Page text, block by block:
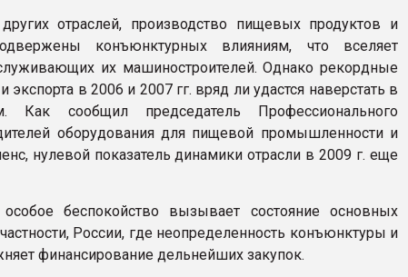
отраслей, производство пищевых продуктов и
конъюнктурных влияниям, что вселяет
их машиностроителей. Однако рекордные
в 2006 и 2007 гг. вряд ли удастся наверстать в
Как сообщил председатель Профессионального
оборудования для пищевой промышленности и
нулевой показатель динамики отрасли в 2009 г. еще
беспокойство вызывает состояние основных
России, где неопределенность конъюнктуры и
финансирование дельнейших закупок.